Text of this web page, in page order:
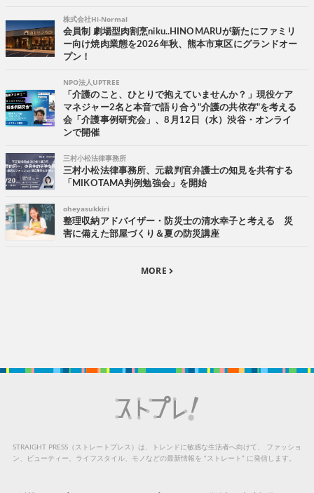
株式会社Hi-Normal
会員制 劇場型肉割烹niku..HINOMARUが新たにファミリ
ー向け焼肉業態を2026年秋、熊本市東区にグランドオー
プン！
NPO法人UPTREE
「介護のこと、ひとりで抱えていませんか？」現役ケア
マネジャー2名と本音で語り合う"介護の共依存"を考える
会「介護事例研究会」、8月12日（水）渋谷・オンライ
ンで開催
三村小松法律事務所
三村小松法律事務所、元裁判官弁護士の知見を共有する
「MIKOTAMA判例勉強会」を開始
oheyasukkiri
整理収納アドバイザー・防災士の清水幸子と考える 災
害に備えた部屋づくり＆夏の防災講座
MORE
STRAIGHT PRESS（ストレートプレス）は、トレンドに敏感な生活者へ向けて、
ファッショ
ン、ビューティー、ライフスタイル、モノなどの最新情報を “ストレート” に発信します。